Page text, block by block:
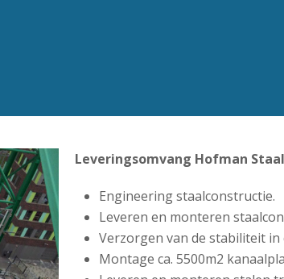
Leveringsomvang Hofman
Engineering staalconstructie.
Leveren en monteren
Verzorgen van de stabiliteit in
Montage ca. 5500m2